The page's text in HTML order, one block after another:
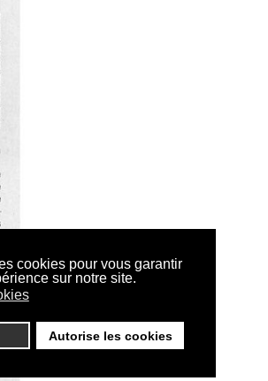
cookies pour vous garantir
sur notre site.
Autorise les cookies